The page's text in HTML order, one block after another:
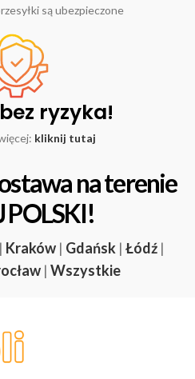
są ubezpieczone
ryzyka!
kliknij tutaj
na terenie
POLSKI!
| Kraków | Gdańsk | Łódź |
| Wszystkie